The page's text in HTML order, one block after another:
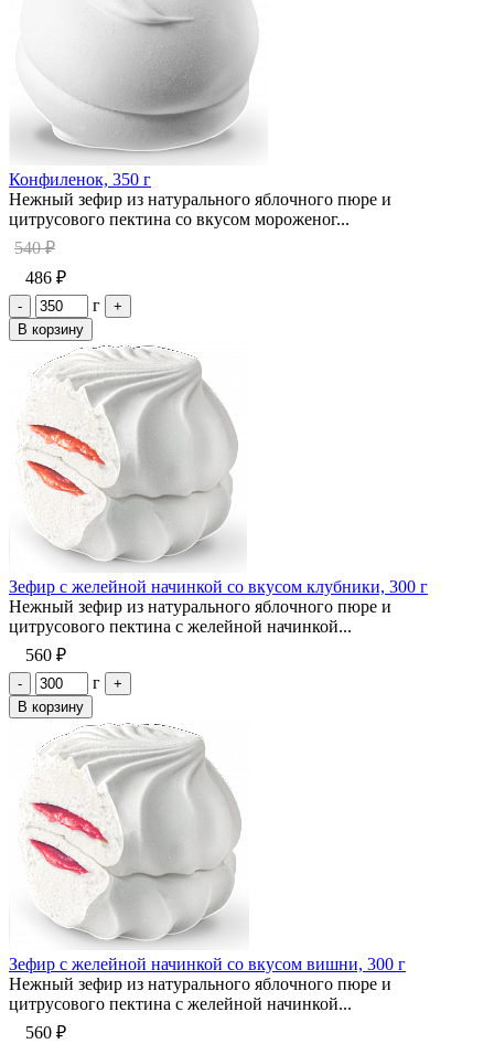
Конфиленок, 350 г
Нежный зефир из натурального яблочного пюре и
цитрусового пектина со вкусом мороженог...
540 ₽
486 ₽
- г
+
В корзину
Зефир с желейной начинкой со вкусом клубники, 300 г
Нежный зефир из натурального яблочного пюре и
цитрусового пектина с желейной начинкой...
560 ₽
- г
+
В корзину
Зефир с желейной начинкой со вкусом вишни, 300 г
Нежный зефир из натурального яблочного пюре и
цитрусового пектина с желейной начинкой...
560 ₽